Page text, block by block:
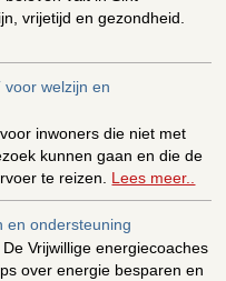
vrijetijd en gezondheid.
voor welzijn en
inwoners die niet met
kunnen gaan en die de
te reizen. Lees meer..
en ondersteuning
Vrijwillige energiecoaches
over energie besparen en